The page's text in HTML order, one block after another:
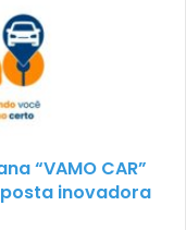
“VAMO CAR”
inovadora